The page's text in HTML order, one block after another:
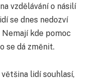
vzdělávání o násilí
se dnes nedozví
kde pomoc
se dá změnit.
lidí souhlasí,